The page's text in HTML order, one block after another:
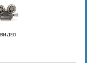
ВИДЕО